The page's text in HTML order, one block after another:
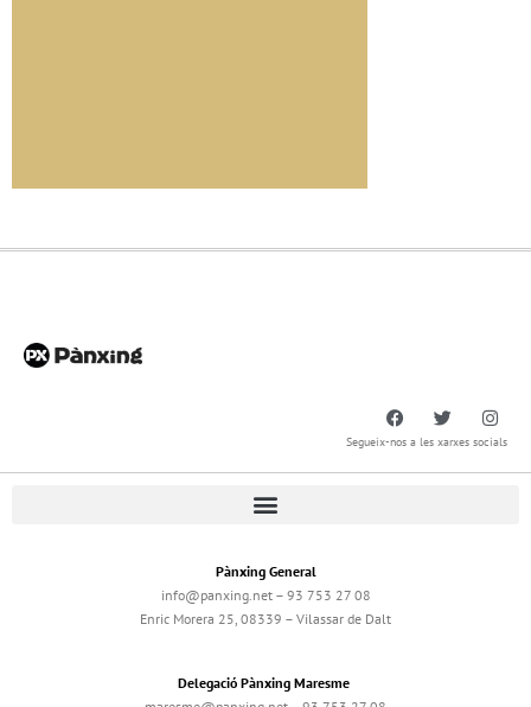
Segueix-nos a les xarxes socials
Pànxing General
info@panxing.net – 93 753 27 08
Enric Morera 25, 08339 – Vilassar de Dalt
Delegació Pànxing Maresme